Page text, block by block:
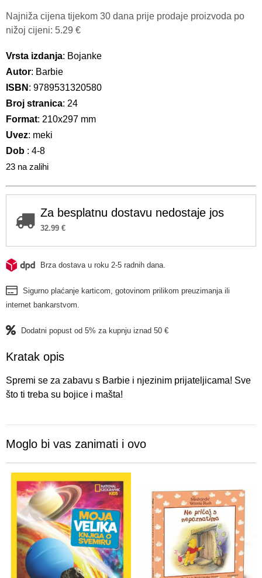
Najniža cijena tijekom 30 dana prije prodaje proizvoda po
nižoj cijeni: 5.29 €
Vrsta izdanja: Bojanke
Autor: Barbie
ISBN : 9789531320580
Broj stranica: 24
Format: 210x297 mm
Uvez: meki
Dob : 4-8
23 na zalihi
Za besplatnu dostavu nedostaje jos
32.99 €
Brza dostava u roku 2-5 radnih dana.
Sigurno plaćanje karticom, gotovinom prilikom preuzimanja ili
internet bankarstvom.
Dodatni popust od 5% za kupnju iznad 50 €
Kratak opis
Spremi se za zabavu s Barbie i njezinim prijateljicama! Sve
što ti treba su bojice i mašta!
Moglo bi vas zanimati i ovo